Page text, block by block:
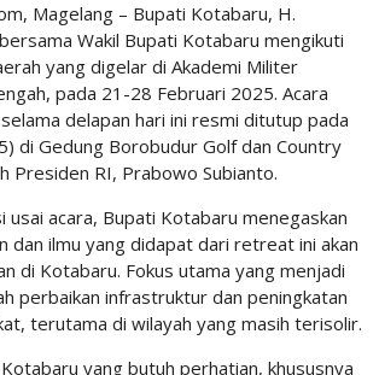
Magelang – Bupati Kotabaru, H.
Wakil Bupati Kotabaru mengikuti
yang digelar di Akademi Militer
pada 21-28 Februari 2025. Acara
delapan hari ini resmi ditutup pada
di Gedung Borobudur Golf dan Country
Presiden RI, Prabowo Subianto.
usai acara, Bupati Kotabaru menegaskan
dan ilmu yang didapat dari retreat ini akan
di Kotabaru. Fokus utama yang menjadi
perbaikan infrastruktur dan peningkatan
terutama di wilayah yang masih terisolir.
yang butuh perhatian, khususnya